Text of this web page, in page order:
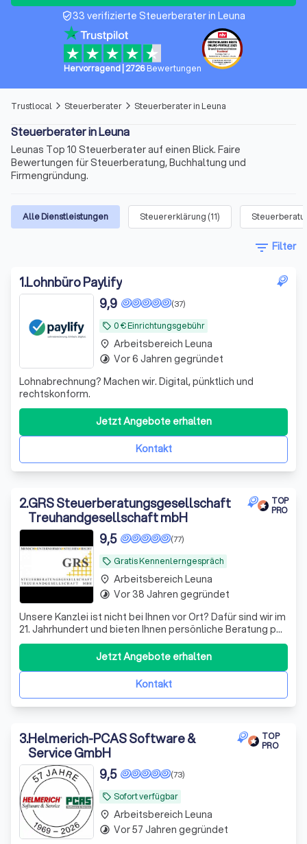
verified_user33 verifizierte Steuerberater in Leuna
Hervorragend 2726Bewertungen
Trustlocal arrow_forward_ios Steuerberater arrow_forward_ios Steuerberater in Leuna
Steuerberater in Leuna
Leunas Top 10 Steuerberater auf einen Blick. Faire
Bewertungen für Steuerberatung, Buchhaltung und
Firmengründung.
Alle Dienstleistungen Steuererklärung (11)
filter_list Filter
1.Lohnbüro Paylify
local_offer 0 € Einrichtungsgebühr
(37)
9,9
Lohnabrechnung? Machen wir. Digital, pünktlich und
rechtskonform.
Kontakt
Jetzt Angebote erhalten
place Arbeitsbereich Leuna
timelapse Vor 6 Jahren gegründet
2.GRS Steuerberatungsgesellschaft
Treuhandgesellschaft mbH
TOP
PRO
local_offer Gratis Kennenlerngespräch
(77)
9,5
Unsere Kanzlei ist nicht bei Ihnen vor Ort? Dafür sind wir im
21. Jahrhundert und bieten Ihnen persönliche Beratung per
Video, WhatsApp und anderen Medien - wir sehen uns!
Datenaustausch - digital
Kontakt
Jetzt Angebote erhalten
place Arbeitsbereich Leuna
timelapse Vor 38 Jahren gegründet
3.Helmerich-PCAS Software &
Service GmbH
TOP
PRO
local_offer Sofort verfügbar
(73)
9,5
place Arbeitsbereich Leuna
timelapse Vor 57 Jahren gegründet